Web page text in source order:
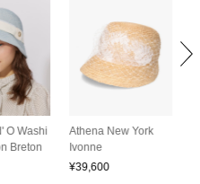
O Washi
Breton
Athena New York
Ivonne
¥39,600